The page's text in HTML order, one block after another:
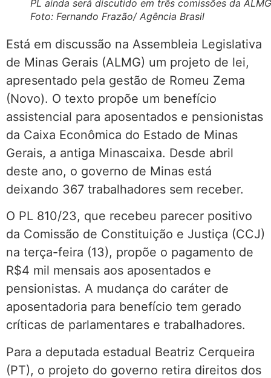
PL ainda será discutido em três comissões da
Foto: Fernando Frazão/ Agência Brasil
Está em discussão na Assembleia Legislativa
de Minas Gerais (ALMG) um projeto de lei,
apresentado pela gestão de Romeu Zema
(Novo). O texto propõe um benefício
assistencial para aposentados e pensionistas
da Caixa Econômica do Estado de Minas
Gerais, a antiga Minascaixa. Desde abril
deste ano, o governo de Minas está
deixando 367 trabalhadores sem receber.
O PL 810/23, que recebeu parecer positivo
da Comissão de Constituição e Justiça (CCJ)
na terça-feira (13), propõe o pagamento de
R$4 mil mensais aos aposentados e
pensionistas. A mudança do caráter de
aposentadoria para benefício tem gerado
críticas de parlamentares e trabalhadores.
Para a deputada estadual Beatriz Cerqueira
(PT), o projeto do governo retira direitos dos